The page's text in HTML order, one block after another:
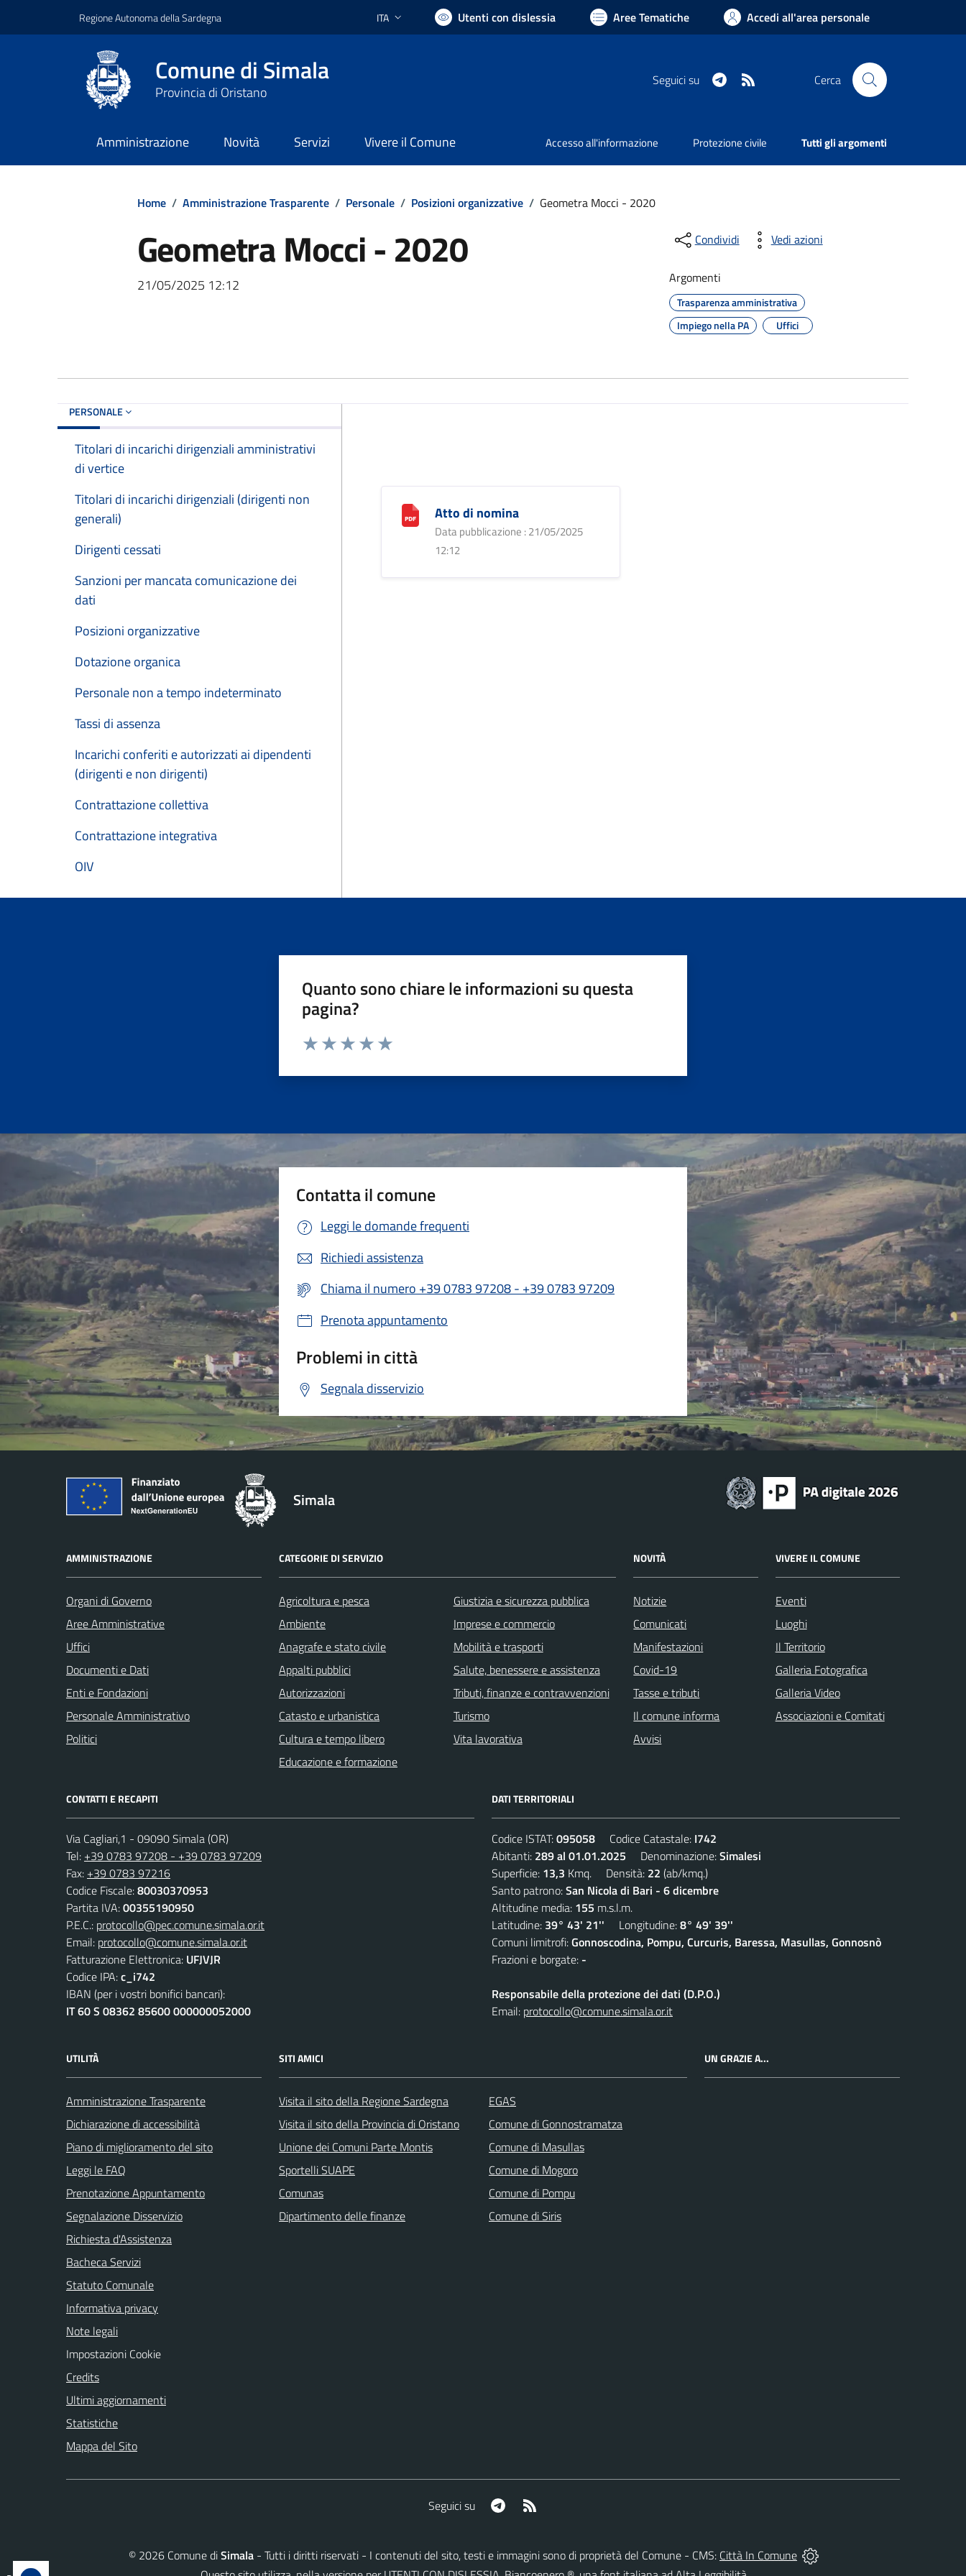
Regione Autonoma della Sardegna Lingua attiva:
ITA Utenti con dislessia Aree Tematiche Accedi all'area personale
Comune di Simala
Provincia di Oristano
Seguici su Telegram Cerca
Amministrazione Novità Servizi Vivere il Comune Accesso all'informazione Protezione civile Tutti gli argomenti
Home / Amministrazione Trasparente / Personale / Posizioni organizzative / Geometra Mocci - 2020
Geometra Mocci - 2020
21/05/2025 12:12
Condividi Vedi azioni
Argomenti
Trasparenza amministrativa
Impiego nella PA
Uffici
PERSONALE
Titolari di incarichi dirigenziali amministrativi
di vertice
Titolari di incarichi dirigenziali (dirigenti non
generali)
Dirigenti cessati
Sanzioni per mancata comunicazione dei
dati
Posizioni organizzative
Dotazione organica
Personale non a tempo indeterminato
Tassi di assenza
Incarichi conferiti e autorizzati ai dipendenti
(dirigenti e non dirigenti)
Contrattazione collettiva
Contrattazione integrativa
OIV
Atto di nomina
Data pubblicazione : 21/05/2025
12:12
Quanto sono chiare le informazioni su questa
pagina?
Valuta da 1 a 5 stelle la pagina
Contatta il comune
Leggi le domande frequenti
Richiedi assistenza
Chiama il numero +39 0783 97208 - +39 0783 97209
Prenota appuntamento
Problemi in città
Segnala disservizio
Simala
AMMINISTRAZIONE
Organi di Governo
Aree Amministrative
Uffici
Documenti e Dati
Enti e Fondazioni
Personale Amministrativo
Politici
CATEGORIE DI SERVIZIO
Agricoltura e pesca
Ambiente
Anagrafe e stato civile
Appalti pubblici
Autorizzazioni
Catasto e urbanistica
Cultura e tempo libero
Educazione e formazione
Giustizia e sicurezza pubblica
Imprese e commercio
Mobilità e trasporti
Salute, benessere e assistenza
Tributi, finanze e contravvenzioni
Turismo
Vita lavorativa
NOVITÀ
Notizie
Comunicati
Manifestazioni
Covid-19
Tasse e tributi
Il comune informa
Avvisi
VIVERE IL COMUNE
Eventi
Luoghi
Il Territorio
Galleria Fotografica
Galleria Video
Associazioni e Comitati
CONTATTI E RECAPITI
Via Cagliari,1 - 09090 Simala (OR)
Tel: +39 0783 97208 - +39 0783 97209
Fax: +39 0783 97216
Codice Fiscale:80030370953
Partita IVA:00355190950
P.E.C.: protocollo@pec.comune.simala.or.it
Email: protocollo@comune.simala.or.it
Fatturazione Elettronica: UFJVJR
Codice IPA:c_i742
IBAN (per i vostri bonifici bancari):
IT 60 S 08362 85600 000000052000
DATI TERRITORIALI
Codice ISTAT:095058 Codice Catastale: I742
Abitanti: 289 al 01.01.2025 Denominazione:Simalesi
Superficie: 13,3 Kmq. Densità: 22 (ab/kmq.)
Santo patrono:San Nicola di Bari - 6 dicembre
Altitudine media: 155 m.s.l.m.
Latitudine: 39° 43' 21'' Longitudine:8° 49' 39''
Comuni limitrofi:Gonnoscodina, Pompu, Curcuris, Baressa, Masullas, Gonnosnò
Frazioni e borgate: -
Responsabile della protezione dei dati (D.P.O.)
Email: protocollo@comune.simala.or.it
UTILITÀ
Amministrazione Trasparente
Dichiarazione di accessibilità
Piano di miglioramento del sito
Leggi le FAQ
Prenotazione Appuntamento
Segnalazione Disservizio
Richiesta d'Assistenza
Bacheca Servizi
Statuto Comunale
Informativa privacy
Note legali
Impostazioni Cookie
Credits
Ultimi aggiornamenti
Statistiche
Mappa del Sito
SITI AMICI
Visita il sito della Regione Sardegna
Visita il sito della Provincia di Oristano
Unione dei Comuni Parte Montis
Sportelli SUAPE
Comunas
Dipartimento delle finanze
EGAS
Comune di Gonnostramatza
Comune di Masullas
Comune di Mogoro
Comune di Pompu
Comune di Siris
UN GRAZIE A...
Seguici su Telegram
© 2026 Comune diSimala - Tutti i diritti riservati - I contenuti del sito, testi e immagini sono di proprietà del Comune - CMS: Città In Comune